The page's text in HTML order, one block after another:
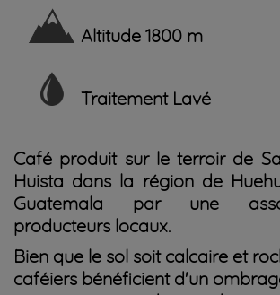
Altitude 1800 m
Traitement Lavé
Café produit sur le terroir de
Huista dans la région de
Guatemala par une
producteurs locaux.
Bien que le sol soit calcaire et
caféiers bénéficient d'un